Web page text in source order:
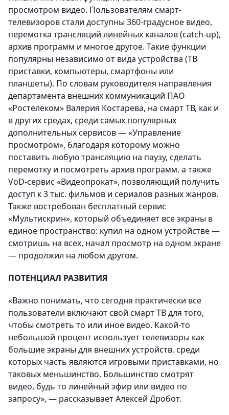
просмотром видео. Пользователям смарт-
телевизоров стали доступны 360-градусное видео,
перемотка трансляций линейных каналов (catch-up),
архив программ и многое другое. Такие функции
популярны независимо от вида устройства (ТВ
приставки, компьютеры, смартфоны или
планшеты). По словам руководителя направления
департамента внешних коммуникаций ПАО
«Ростелеком» Валерия Костарева, на смарт ТВ, как и
в других средах, среди самых популярных
дополнительных сервисов — «Управление
просмотром», благодаря которому можно
поставить любую трансляцию на паузу, сделать
перемотку и посмотреть архив программ, а также
VoD-сервис «Видеопрокат», позволяющий получить
доступ к 3 тыс. фильмов и сериалов разных жанров.
Также востребован бесплатный сервис
«Мультискрин», который объединяет все экраны в
единое пространство: купил на одном устройстве —
смотришь на всех, начал просмотр на одном экране
— продолжил на любом другом.
ПОТЕНЦИАЛ РАЗВИТИЯ
«Важно понимать, что сегодня практически все
пользователи включают свой смарт ТВ для того,
чтобы смотреть то или иное видео. Какой-то
небольшой процент использует телевизоры как
большие экраны для внешних устройств, среди
которых часть являются игровыми приставками, но
таковых меньшинство. Большинство смотрят
видео, будь то линейный эфир или видео по
запросу», — рассказывает Алексей Дробот.